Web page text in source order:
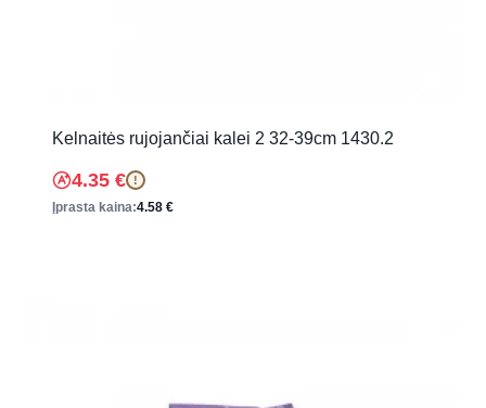
Kelnaitės rujojančiai kalei 2 32-39cm 1430.2
4.35 € !
Įprasta kaina:4.58 €